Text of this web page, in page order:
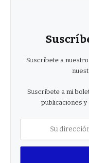
Suscríbete a
Suscríbete a mi
publicaciones y